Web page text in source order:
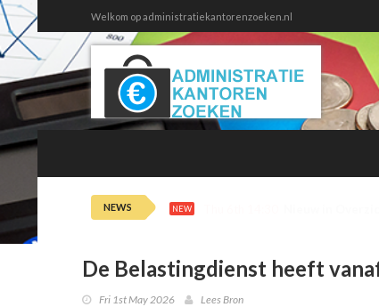
Welkom op administratiekantorenzoeken.nl
NEWS NEW
De Belastingdienst heeft
Fri 1st May 2026 Lees Bron